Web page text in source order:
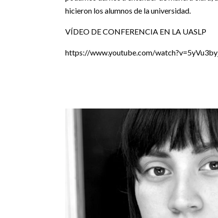
hicieron los alumnos de la universidad.
VÍDEO DE CONFERENCIA EN LA UASLP
https://www.youtube.com/